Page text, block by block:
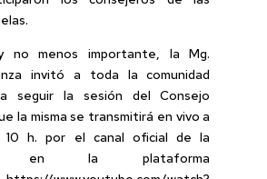
no menos importante, la Mg.
invitó a toda la comunidad
seguir la sesión del Consejo
la misma se transmitirá en vivo a
h. por el canal oficial de la
en la plataforma